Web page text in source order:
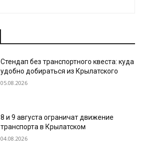
Стендап без транспортного квеста: куда
удобно добираться из Крылатского
05.08.2026
8 и 9 августа ограничат движение
транспорта в Крылатском
04.08.2026